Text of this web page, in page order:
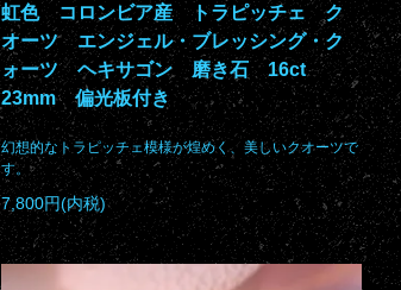
虹色 コロンビア産 トラピッチェ ク
オーツ エンジェル・ブレッシング・ク
ォーツ ヘキサゴン 磨き石 16ct
23mm 偏光板付き
幻想的なトラピッチェ模様が煌めく、美しいクオーツで
す。
7,800円(内税)